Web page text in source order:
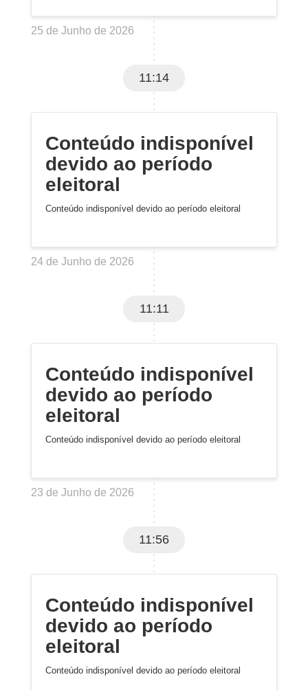
25 de Junho de 2026
11:14
Conteúdo indisponível
devido ao período
eleitoral
Conteúdo indisponível devido ao período eleitoral
24 de Junho de 2026
11:11
Conteúdo indisponível
devido ao período
eleitoral
Conteúdo indisponível devido ao período eleitoral
23 de Junho de 2026
11:56
Conteúdo indisponível
devido ao período
eleitoral
Conteúdo indisponível devido ao período eleitoral